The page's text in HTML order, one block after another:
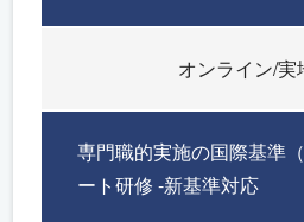
オンライン/実
専門職的実施の国際基準
ート研修 -新基準対応